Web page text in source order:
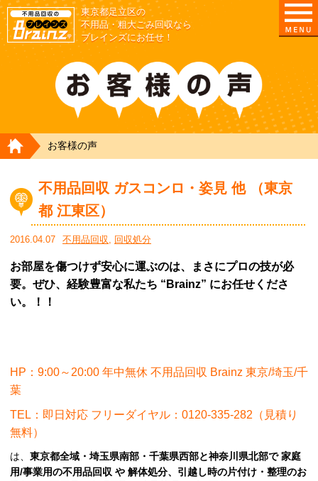
東京都足立区の
不用品・粗大ごみ回収なら
ブレインズにお任せ！
HOME
お客様の声
不用品回収 ガスコンロ・姿見 他 （東京
都 江東区）
2016.04.07 不用品回収, 回収処分
お部屋を傷つけず安心に運ぶのは、まさにプロの技が必
要。ぜひ、経験豊富な私たち “Brainz” にお任せくださ
い。！！
HP：9:00～20:00 年中無休 不用品回収 Brainz 東京/埼玉/千
葉
TEL：即日対応 フリーダイヤル：0120-335-282（見積り
無料）
は、 東京都全域・埼玉県南部・千葉県西部と神奈川県北部で 家庭
用/事業用の不用品回収 や 解体処分、引越し時の片付け・整理のお